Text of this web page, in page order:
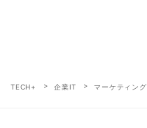
TECH+ 企業IT マーケティング